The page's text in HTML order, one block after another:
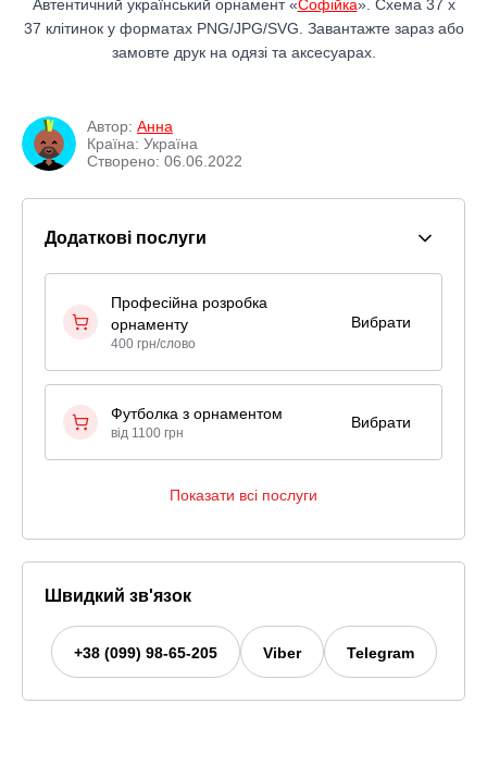
Автентичний український орнамент «Софійка». Схема 37 x
37 клітинок у форматах PNG/JPG/SVG. Завантажте зараз або
замовте друк на одязі та аксесуарах.
Автор: Анна
Країна: Україна
Створено: 06.06.2022
Додаткові послуги
Професійна розробка
орнаменту
400 грн/слово
Вибрати
Футболка з орнаментом
від 1100 грн
Вибрати
Показати всі послуги
Швидкий зв'язок
+38 (099) 98-65-205 Viber Telegram